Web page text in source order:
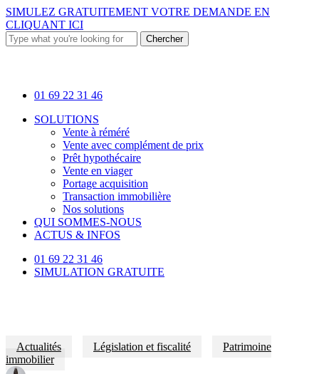
Skip
to
main
content
SIMULEZ GRATUITEMENT VOTRE DEMANDE EN
CLIQUANT ICI
Chercher
01 69 22 31 46
Menu
SOLUTIONS
Vente à réméré
Vente avec complément de prix
Prêt hypothécaire
Vente en viager
Portage acquisition
Transaction immobilière
Nos solutions
QUI SOMMES-NOUS
ACTUS & INFOS
01 69 22 31 46
SIMULATION GRATUITE
Actualités Législation et fiscalité
Patrimoine
immobilier